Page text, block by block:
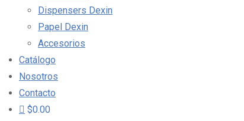
Dispensers Dexin
Papel Dexin
Accesorios
Catálogo
Nosotros
Contacto
$0.00